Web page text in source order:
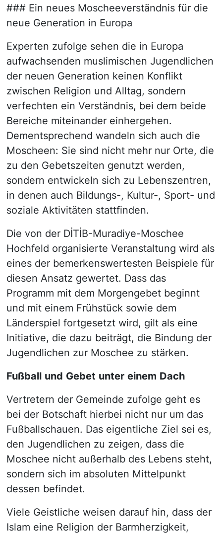
### Ein neues Moscheeverständnis für die
neue Generation in Europa
Experten zufolge sehen die in Europa
aufwachsenden muslimischen Jugendlichen
der neuen Generation keinen Konflikt
zwischen Religion und Alltag, sondern
verfechten ein Verständnis, bei dem beide
Bereiche miteinander einhergehen.
Dementsprechend wandeln sich auch die
Moscheen: Sie sind nicht mehr nur Orte, die
zu den Gebetszeiten genutzt werden,
sondern entwickeln sich zu Lebenszentren,
in denen auch Bildungs-, Kultur-, Sport- und
soziale Aktivitäten stattfinden.
Die von der DİTİB-Muradiye-Moschee
Hochfeld organisierte Veranstaltung wird als
eines der bemerkenswertesten Beispiele für
diesen Ansatz gewertet. Dass das
Programm mit dem Morgengebet beginnt
und mit einem Frühstück sowie dem
Länderspiel fortgesetzt wird, gilt als eine
Initiative, die dazu beiträgt, die Bindung der
Jugendlichen zur Moschee zu stärken.
Fußball und Gebet unter einem Dach
Vertretern der Gemeinde zufolge geht es
bei der Botschaft hierbei nicht nur um das
Fußballschauen. Das eigentliche Ziel sei es,
den Jugendlichen zu zeigen, dass die
Moschee nicht außerhalb des Lebens steht,
sondern sich im absoluten Mittelpunkt
dessen befindet.
Viele Geistliche weisen darauf hin, dass der
Islam eine Religion der Barmherzigkeit,